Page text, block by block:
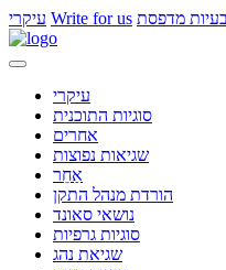
עיקרי Write for us בעיות מדפסת
עיקרי
סוגיות התוכנית
אחרים
שגיאות נפוצות
אַחֵר
הורדת מנהל התקן
נושאי סאונד
סוגיות גרפיות
שגיאת נהג